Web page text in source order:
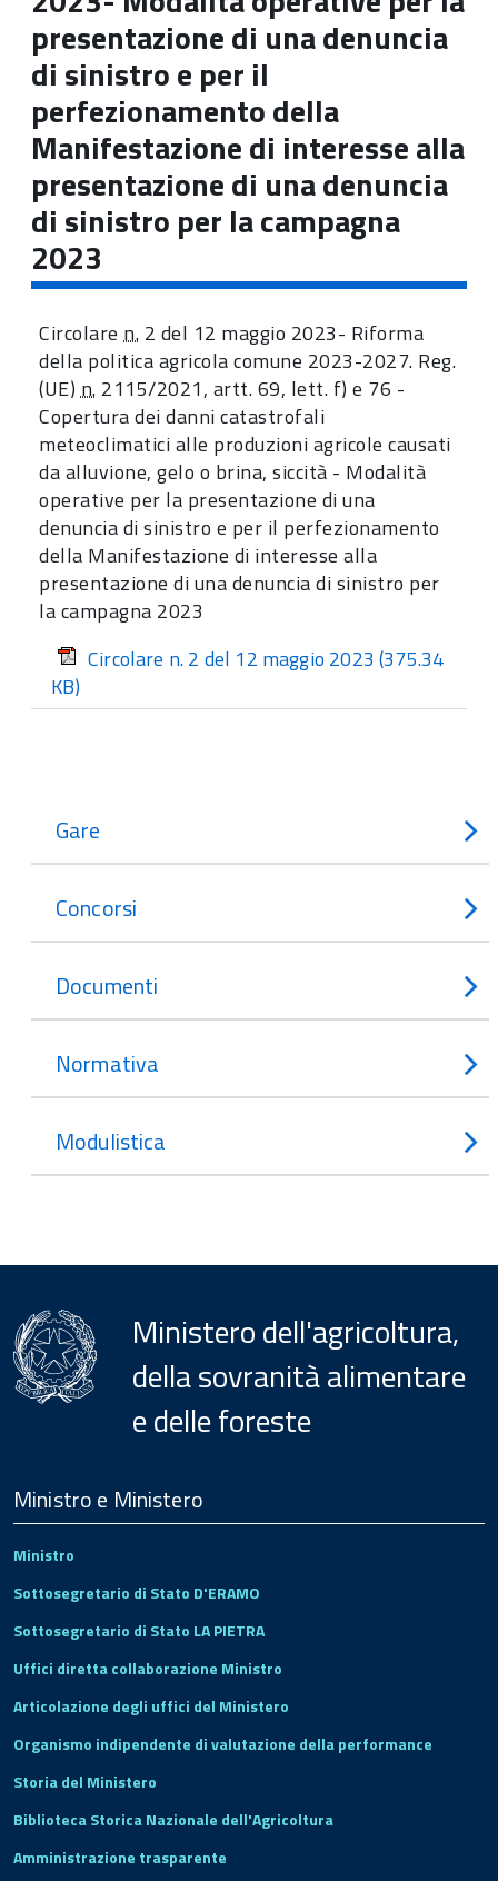
presentazione di una denuncia
di sinistro e per il
perfezionamento della
Manifestazione di interesse alla
presentazione di una denuncia
di sinistro per la campagna
2023
Circolaren. 2 del 12 maggio 2023- Riforma
della politica agricola comune 2023-2027. Reg.
(UE)n. 2115/2021, artt. 69, lett. f) e 76 -
Copertura dei danni catastrofali
meteoclimatici alle produzioni agricole causati
da alluvione, gelo o brina, siccità - Modalità
operative per la presentazione di una
denuncia di sinistro e per il perfezionamento
della Manifestazione di interesse alla
presentazione di una denuncia di sinistro per
la campagna 2023
Circolare n. 2 del 12 maggio 2023 (375.34
KB)
Gare
Concorsi
Documenti
Normativa
Modulistica
Ministero dell'agricoltura,
della sovranità alimentare
e delle foreste
Footer
Ministro e Ministero
Ministro
Sottosegretario di Stato D'ERAMO
Sottosegretario di Stato LA PIETRA
Uffici diretta collaborazione Ministro
Articolazione degli uffici del Ministero
Organismo indipendente di valutazione della performance
Storia del Ministero
Biblioteca Storica Nazionale dell'Agricoltura
Amministrazione trasparente